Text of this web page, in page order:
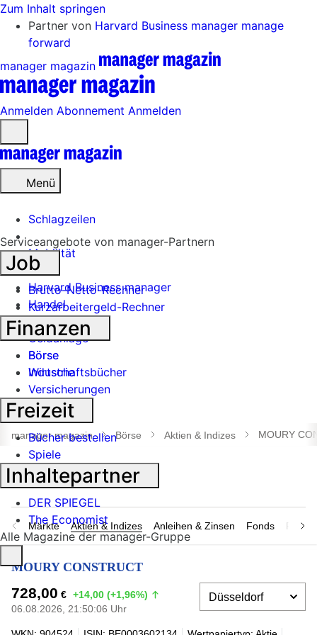
Zum Inhalt springen
Partner von Harvard Business manager manage
forward
manager magazin
Anmelden Abonnement Anmelden
öffnen
Menü
Schlagzeilen
Mobilität
Tech
Harvard Business manager
Handel
Banken
Geldanlage
Börse
Industrie
Suche
öffnen
manager magazin Börse Aktien & Indizes MOURY
Märkte Aktien & Indizes Anleihen & Zinsen Fonds
MOURY CONSTRUCT
728,00 € +14,00 (+1,96%)
06.08.2026, 21:50:06 Uhr
Serviceangebote von manager-Partnern
Job
Brutto-Netto-Rechner
Kurzarbeitergeld-Rechner
Finanzen
Börse
Wirtschaftsbücher
Versicherungen
Freizeit
Bücher bestellen
Spiele
Inhaltepartner
DER SPIEGEL
The Economist
Alle Magazine der manager-Gruppe